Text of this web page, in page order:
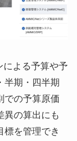
による予算や予
半期・四半期
での予算原価
異の算出にも
標を管理でき